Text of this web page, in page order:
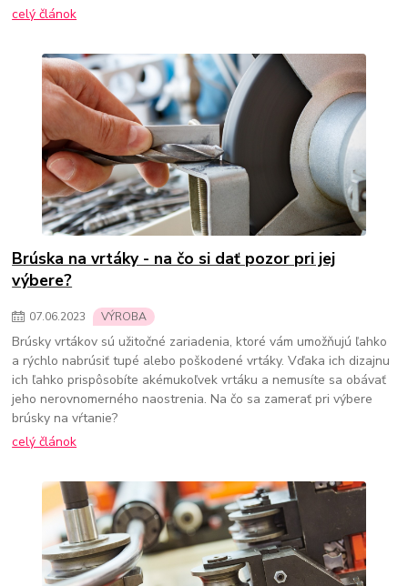
celý článok
Brúska na vrtáky - na čo si dať pozor pri jej
výbere?
07.06.2023 VÝROBA
Brúsky vrtákov sú užitočné zariadenia, ktoré vám umožňujú ľahko
a rýchlo nabrúsiť tupé alebo poškodené vrtáky. Vďaka ich dizajnu
ich ľahko prispôsobíte akémukoľvek vrtáku a nemusíte sa obávať
jeho nerovnomerného naostrenia. Na čo sa zamerať pri výbere
brúsky na vŕtanie?
celý článok